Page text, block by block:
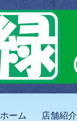
ホーム 店舗紹介